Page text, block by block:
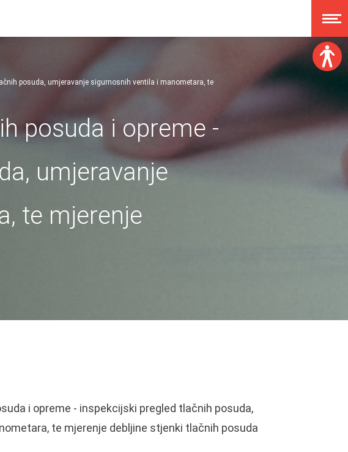
A
Disleksija:
posuda, umjeravanje sigurnosnih ventila i manometara, te
posuda i opreme -
umjeravanje
te mjerenje
i opreme - inspekcijski pregled tlačnih posuda,
te mjerenje debljine stjenki tlačnih posuda